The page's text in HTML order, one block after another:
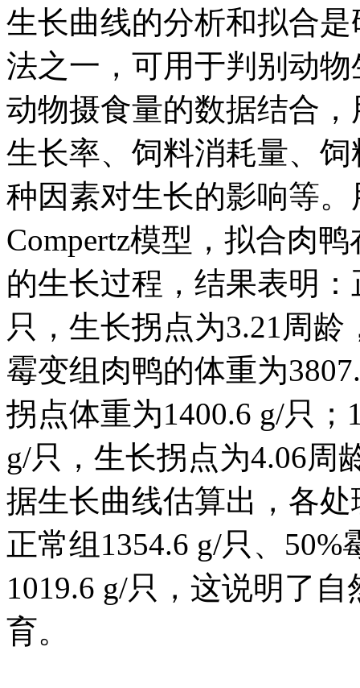
生长曲线的分析和拟合
法之一，可用于判别动
动物摄食量的数据结合
生长率、饲料消耗量、
种因素对生长的影响等
Compertz模型，拟合肉
的生长过程，结果表明
只，生长拐点为3.21周龄
霉变组肉鸭的体重为
拐点体重为1400.6 g/只
g/只，生长拐点为4.06周
据生长曲线估算出，各
正常组1354.6 g/只、50%
1019.6 g/只，这说明了
育。